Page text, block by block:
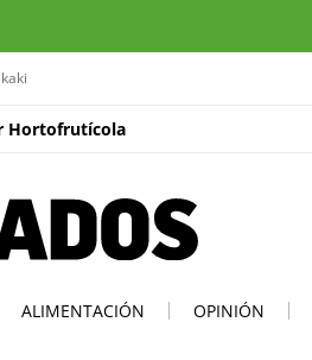
kaki
Hortofrutícola
ALIMENTACIÓN OPINIÓN